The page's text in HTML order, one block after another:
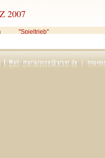
2007
"Spieltrieb"
Schneewittchen, Regie: